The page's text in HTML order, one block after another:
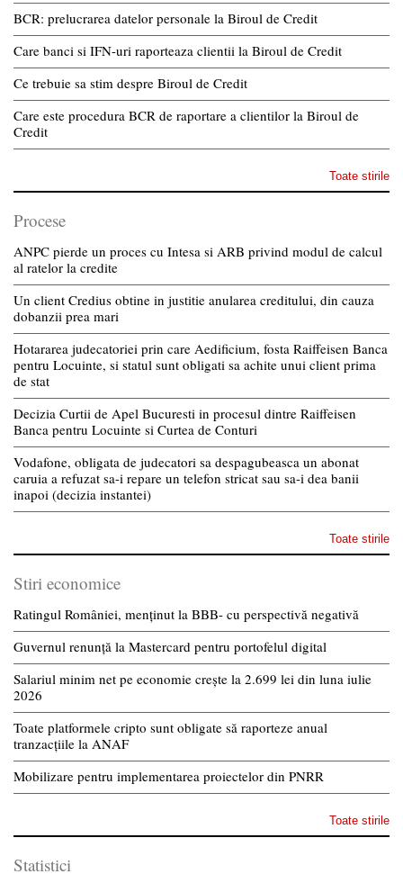
BCR: prelucrarea datelor personale la Biroul de Credit
Care banci si IFN-uri raporteaza clientii la Biroul de Credit
Ce trebuie sa stim despre Biroul de Credit
Care este procedura BCR de raportare a clientilor la Biroul de
Credit
Toate stirile
Procese
ANPC pierde un proces cu Intesa si ARB privind modul de calcul
al ratelor la credite
Un client Credius obtine in justitie anularea creditului, din cauza
dobanzii prea mari
Hotararea judecatoriei prin care Aedificium, fosta Raiffeisen Banca
pentru Locuinte, si statul sunt obligati sa achite unui client prima
de stat
Decizia Curtii de Apel Bucuresti in procesul dintre Raiffeisen
Banca pentru Locuinte si Curtea de Conturi
Vodafone, obligata de judecatori sa despagubeasca un abonat
caruia a refuzat sa-i repare un telefon stricat sau sa-i dea banii
inapoi (decizia instantei)
Toate stirile
Stiri economice
Ratingul României, menținut la BBB- cu perspectivă negativă
Guvernul renunță la Mastercard pentru portofelul digital
Salariul minim net pe economie crește la 2.699 lei din luna iulie
2026
Toate platformele cripto sunt obligate să raporteze anual
tranzacțiile la ANAF
Mobilizare pentru implementarea proiectelor din PNRR
Toate stirile
Statistici